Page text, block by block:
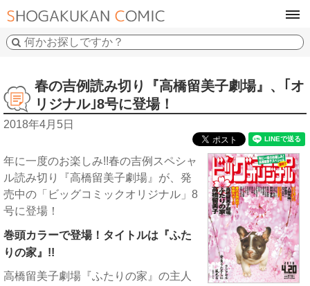
春の吉例読み切り『高橋留美子劇場』、｢オ
リジナル｣8号に登場！
2018年4月5日
年に一度のお楽しみ!!春の吉例スペシャ
ル読み切り『高橋留美子劇場』が、発
売中の「ビッグコミックオリジナル」8
号に登場！
巻頭カラーで登場！タイトルは『ふた
りの家』!!
高橋留美子劇場『ふたりの家』の主人